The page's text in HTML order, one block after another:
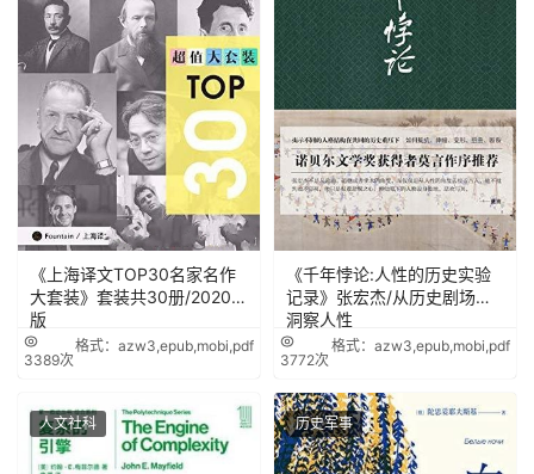
《上海译文TOP30名家名作
大套装》套装共30册/2020年
版
3389次
格式：azw3,epub,mobi,pdf
《千年悖论:人性的历史实验
记录》张宏杰/从历史剧场里
洞察人性
3772次
格式：azw3,epub,mobi,pdf
人文社科 历史军事